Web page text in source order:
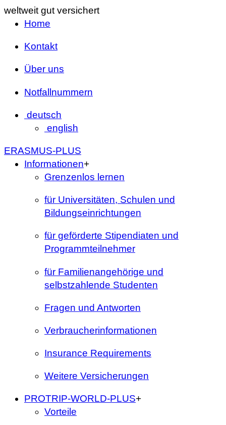
weltweit gut versichert
Home
Kontakt
Über uns
Notfallnummern
deutsch
english
ERASMUS-PLUS
Informationen+
Grenzenlos lernen
für Universitäten, Schulen und
Bildungseinrichtungen
für geförderte Stipendiaten und
Programmteilnehmer
für Familienangehörige und
selbstzahlende Studenten
Fragen und Antworten
Verbraucherinformationen
Insurance Requirements
Weitere Versicherungen
PROTRIP-WORLD-PLUS+
Vorteile